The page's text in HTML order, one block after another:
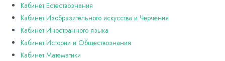
Кабинет Естествознания
Кабинет Изобразительного искусства и Черчения
Кабинет Иностранного языка
Кабинет Истории и Обществознания
Кабинет Математики